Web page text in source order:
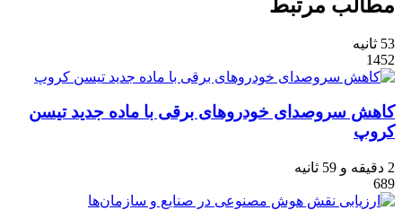
مطالب مرتبط
53 ثانیه
1452
کاهش سروصدای خودروهای برقی با ماده جدید تیسن
کروپ
2 دقیقه و 59 ثانیه
689